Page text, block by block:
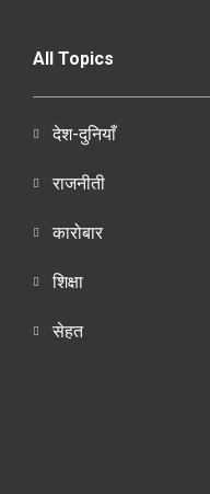
All Topics
देश-दुनियाँ
राजनीती
कारोबार
शिक्षा
सेहत